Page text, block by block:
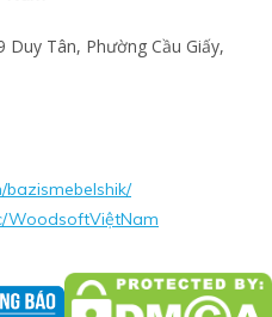
Duy Tân, Phường Cầu Giấy,
WoodsoftViệtNam